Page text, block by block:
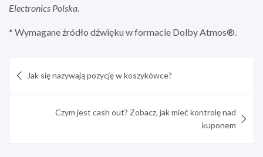
Electronics Polska.
* Wymagane źródło dźwięku w formacie Dolby Atmos®.
wpisu
Jak się nazywają pozycję w koszykówce?
Czym jest cash out? Zobacz, jak mieć kontrolę nad
kuponem